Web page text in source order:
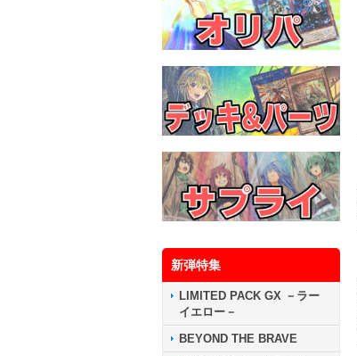
新弾特集
LIMITED PACK GX －ラー
イエロー－
BEYOND THE BRAVE